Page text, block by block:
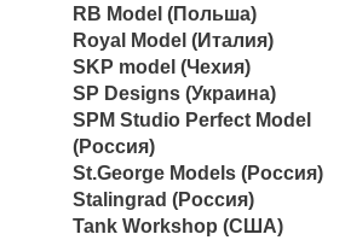
RB Model (Польша)
Royal Model (Италия)
SKP model (Чехия)
SP Designs (Украина)
SPM Studio Perfect Model
(Россия)
St.George Models (Россия)
Stalingrad (Россия)
Tank Workshop (США)